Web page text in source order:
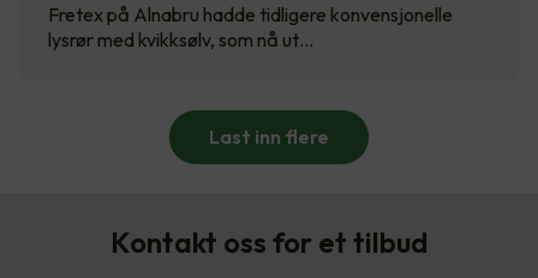
Fretex på Alnabru hadde tidligere konvensjonelle
lysrør med kvikksølv, som nå ut…
Last inn flere
Kontakt oss for et tilbud